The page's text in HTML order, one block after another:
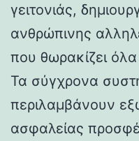
γειτονιάς,
ανθρώπινης
που θωρακίζει
Τα σύγχρονα
περιλαμβάνουν
ασφαλείας